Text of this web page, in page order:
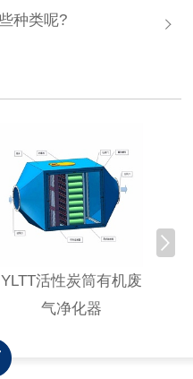
种类呢?
YLTT活性炭筒有机废
气净化器